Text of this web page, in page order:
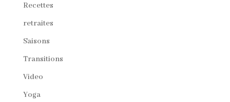
Recettes
retraites
Saisons
Transitions
Video
Yoga